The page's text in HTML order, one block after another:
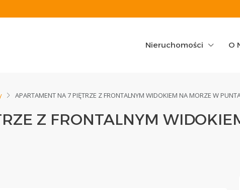
Nieruchomości O
APARTAMENT NA 7 PIĘTRZE Z FRONTALNYM WIDOKIEM NA MORZE W
Z FRONTALNYM